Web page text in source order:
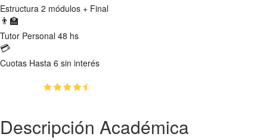
Estructura 2 módulos + Final
👨‍🏫
Tutor Personal 48 hs
💳
Cuotas Hasta 6 sin interés
Descripción Académica